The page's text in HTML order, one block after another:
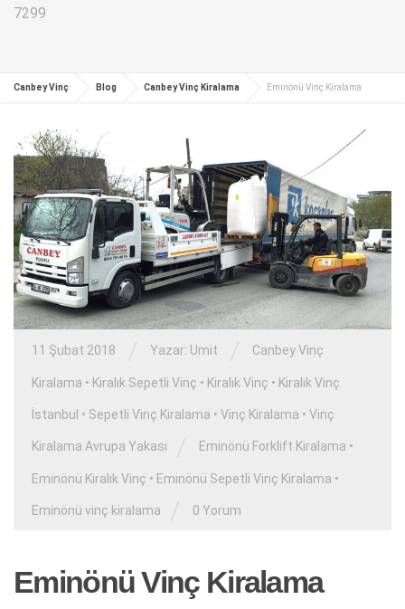
7299
Canbey Vinç Blog Canbey Vinç Kiralama Eminönü Vinç Kiralama
11 Şubat 2018 Yazar: Umit Canbey Vinç
Kiralama • Kiralık Sepetli Vinç • Kiralık Vinç • Kiralık Vinç
İstanbul • Sepetli Vinç Kiralama • Vinç Kiralama • Vinç
Kiralama Avrupa Yakası Eminönü Forklift Kiralama •
Eminönü Kiralık Vinç • Eminönü Sepetli Vinç Kiralama •
Eminönü vinç kiralama 0 Yorum
Eminönü Vinç Kiralama